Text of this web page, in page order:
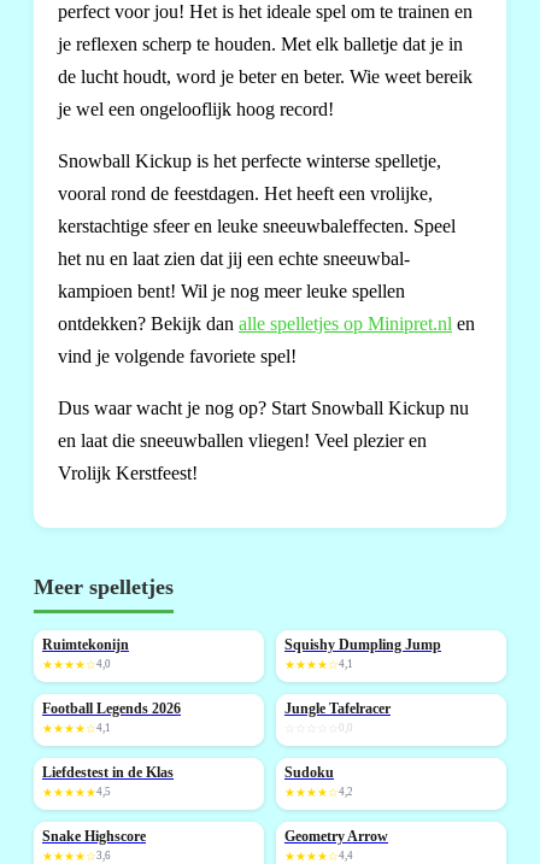
perfect voor jou! Het is het ideale spel om te trainen en
je reflexen scherp te houden. Met elk balletje dat je in
de lucht houdt, word je beter en beter. Wie weet bereik
je wel een ongelooflijk hoog record!
Snowball Kickup is het perfecte winterse spelletje,
vooral rond de feestdagen. Het heeft een vrolijke,
kerstachtige sfeer en leuke sneeuwbaleffecten. Speel
het nu en laat zien dat jij een echte sneeuwbal-
kampioen bent! Wil je nog meer leuke spellen
ontdekken? Bekijk dan alle spelletjes op Minipret.nl en
vind je volgende favoriete spel!
Dus waar wacht je nog op? Start Snowball Kickup nu
en laat die sneeuwballen vliegen! Veel plezier en
Vrolijk Kerstfeest!
Meer spelletjes
NIEUW
Ruimtekonijn
★★★★☆4,0
NIEUW
Squishy Dumpling Jump
★★★★☆4,1
NIEUW
Football Legends 2026
★★★★☆4,1
NIEUW
Jungle Tafelracer
0,0
NIEUW
Liefdestest in de Klas
★★★★★4,5
NIEUW
Sudoku
★★★★☆4,2
NIEUW
Snake Highscore
★★★★☆3,6
NIEUW
Geometry Arrow
★★★★☆4,4